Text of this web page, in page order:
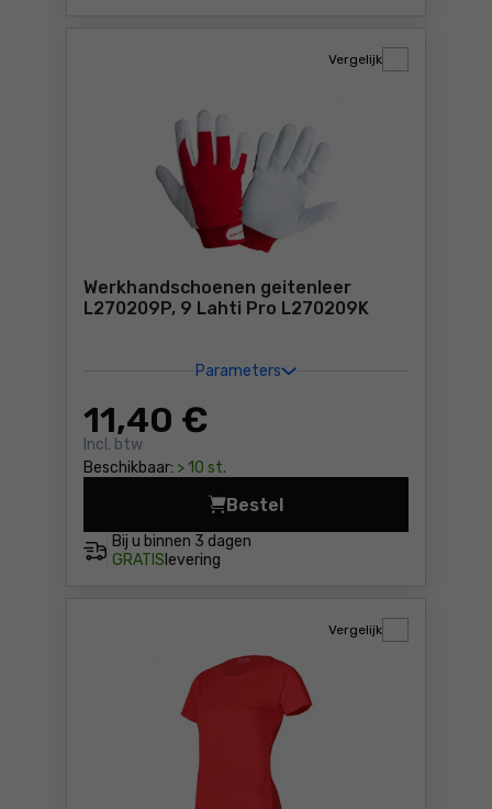
Werkhandschoenen geitenleer
L270209P, 9 Lahti Pro L270209K
Parameters
11,40 €
Incl. btw
Beschikbaar: > 10 st.
Vergelijk
Bij u binnen 3 dagen
GRATIS levering
Bestel
Werkhandschoenen
Vergelijk